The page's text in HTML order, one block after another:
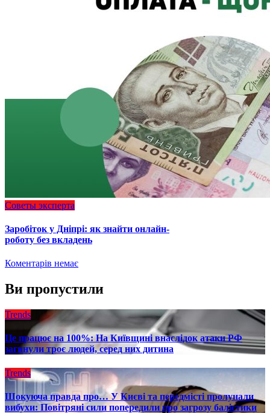
Советы эксперта
Заробіток у Дніпрі: як знайти онлайн-
роботу без вкладень
Коментарів немає
Ви пропустили
Trends
Це працює на 100%: На Київщині внаслідок атаки РФ
загинули троє людей, серед них дитина
Trends
Шокуюча правда про… У Києві та передмісті пролунали
вибухи: Повітряні сили попередили про загрозу балістики